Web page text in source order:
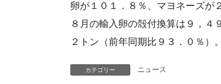
卵が１０１．８％、マヨネーズが
８月の輸入卵の殻付換算は９，４
２トン（前年同期比９３．０％）。
カテゴリー ニュース